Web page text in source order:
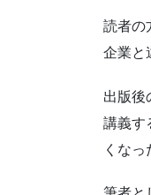
読者の
企業と
出版後
講義す
くな